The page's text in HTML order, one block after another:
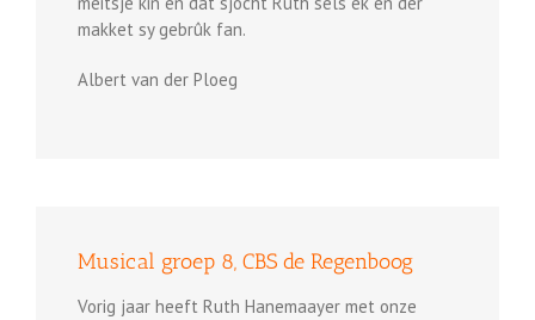
makket sy gebrûk fan.
Albert van der Ploeg
Musical groep 8, CBS de Regenboog
Vorig jaar heeft Ruth Hanemaayer met onze